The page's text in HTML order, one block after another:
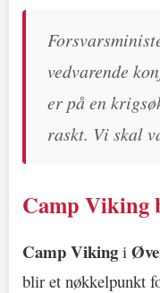
vedvarende
er på en
raskt. Vi skal
Camp Viking
Camp Viking i
blir et nøkkelpunkt